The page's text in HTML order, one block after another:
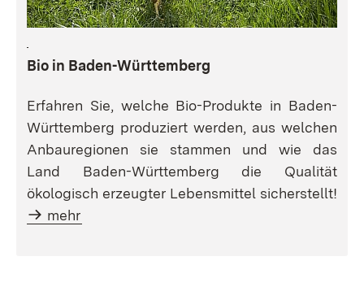
Bio in Baden-Württemberg
Erfahren Sie, welche Bio-Produkte in Baden-
Württemberg produziert werden, aus welchen
Anbauregionen sie stammen und wie das
Land Baden-Württemberg die Qualität
ökologisch erzeugter Lebensmittel sicherstellt!
mehr